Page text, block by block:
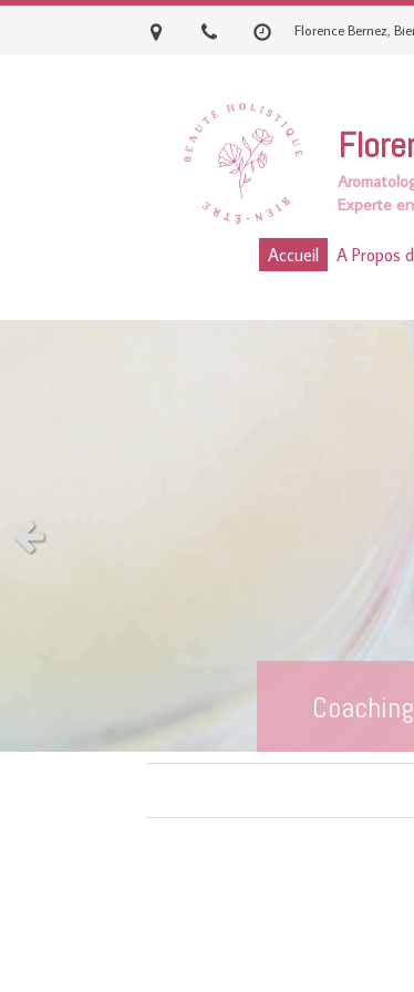
Florence Bernez,
Experte
Accueil A Propos
Slide précédent